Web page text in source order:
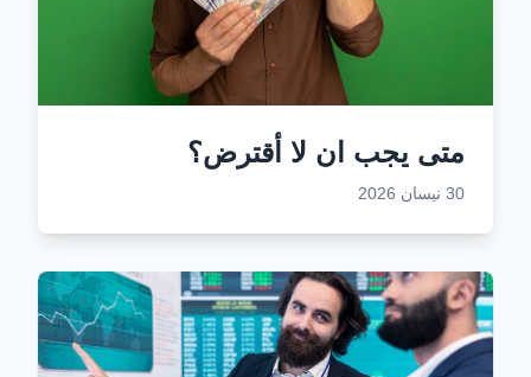
متى يجب ان لا أقترض؟
30 نيسان 2026